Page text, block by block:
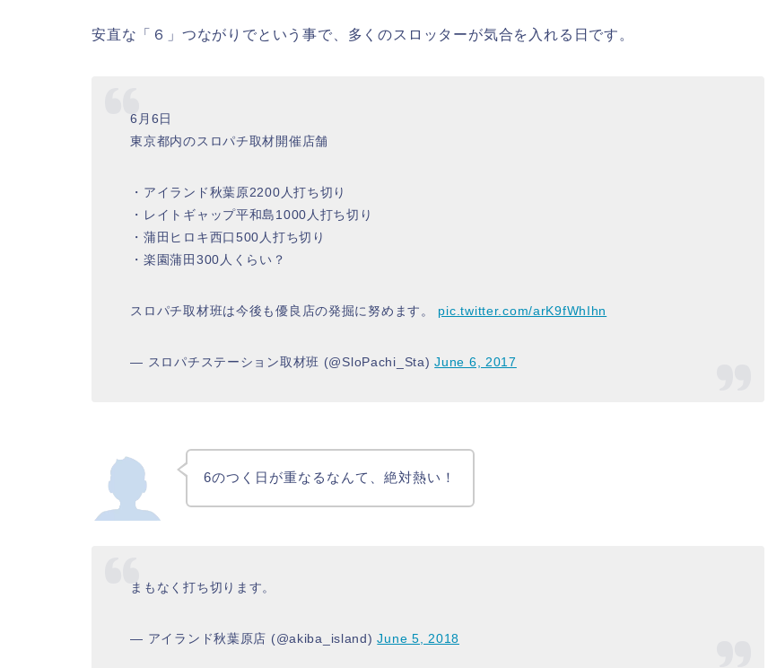
安直な「６」つながりでという事で、多くのスロッターが気合を入れる日です。
6月6日
東京都内のスロパチ取材開催店舗
・アイランド秋葉原2200人打ち切り
・レイトギャップ平和島1000人打ち切り
・蒲田ヒロキ西口500人打ち切り
・楽園蒲田300人くらい？
スロパチ取材班は今後も優良店の発掘に努めます。 pic.twitter.com/arK9fWhIhn
— スロパチステーション取材班 (@SloPachi_Sta)June 6, 2017
6のつく日が重なるなんて、絶対熱い！
まもなく打ち切ります。
— アイランド秋葉原店 (@akiba_island)June 5, 2018